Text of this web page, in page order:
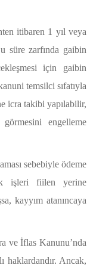
itibaren 1 yıl veya
süre zarfında gaibin
için gaibin
temsilci sıfatıyla
icra takibi yapılabilir,
engelleme
sebebiyle ödeme
işleri fiilen yerine
kayyım atanıncaya
ve İflas Kanunu’nda
haklardandır. Ancak,